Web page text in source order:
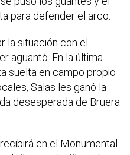
para defender el arco.
la situación con el
aguantó. En la última
suelta en campo propio
Salas les ganó la
desesperada de Bruera
recibirá en el Monumental